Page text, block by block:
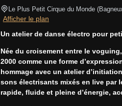
Le Plus Petit Cirque du Monde (
Afficher le plan
Un atelier de danse électro pour
Née du croisement entre le
2000 comme une forme
hommage avec un atelier
sons électrisants mixés en live par
rapide, fluide et pleine d’énergie,